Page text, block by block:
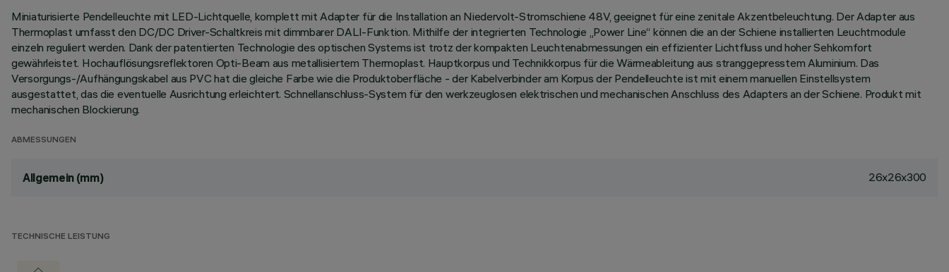
Miniaturisierte Pendelleuchte mit LED-Lichtquelle, komplett mit Adapter für die Installation an Niedervolt-Stromschiene 48V, geeignet für eine zenitale Akzentbeleuchtung. Der Adapter aus
Thermoplast umfasst den DC/DC Driver-Schaltkreis mit dimmbarer DALI-Funktion. Mithilfe der integrierten Technologie „Power Line“ können die an der Schiene installierten Leuchtmodule
einzeln reguliert werden. Dank der patentierten Technologie des optischen Systems ist trotz der kompakten Leuchtenabmessungen ein effizienter Lichtfluss und hoher Sehkomfort
gewährleistet. Hochauflösungsreflektoren Opti-Beam aus metallisiertem Thermoplast. Hauptkorpus und Technikkorpus für die Wärmeableitung aus stranggepresstem Aluminium. Das
Versorgungs-/Aufhängungskabel aus PVC hat die gleiche Farbe wie die Produktoberfläche - der Kabelverbinder am Korpus der Pendelleuchte ist mit einem manuellen Einstellsystem
ausgestattet, das die eventuelle Ausrichtung erleichtert. Schnellanschluss-System für den werkzeuglosen elektrischen und mechanischen Anschluss des Adapters an der Schiene. Produkt mit
mechanischen Blockierung.
ABMESSUNGEN
Allgemein (mm) 26x26x300
TECHNISCHE LEISTUNG